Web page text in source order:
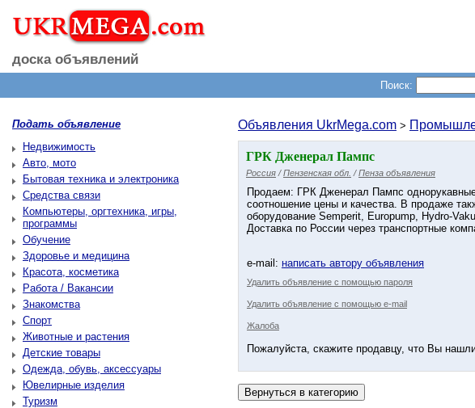
доска объявлений
Поиск:
Подать объявление
Недвижимость
Авто, мото
Бытовая техника и электроника
Средства связи
Компьютеры, оргтехника, игры,
программы
Обучение
Здоровье и медицина
Красота, косметика
Работа / Вакансии
Знакомства
Спорт
Животные и растения
Детские товары
Одежда, обувь, аксессуары
Ювелирные изделия
Туризм
Объявления UkrMega.com >
ГРК Дженерал Пампс
Россия /Пензенская обл. /Пенза объявления
Продаем: ГРК Дженерал Пампс
соотношение цены и качества. В продаже
оборудование Semperit, Europump, Hydro-
Доставка по России через транспортные
e-mail: написать автору объявления
Удалить объявление с помощью пароля
Удалить объявление с помощью e-mail
Жалоба
Пожалуйста, скажите продавцу, что Вы